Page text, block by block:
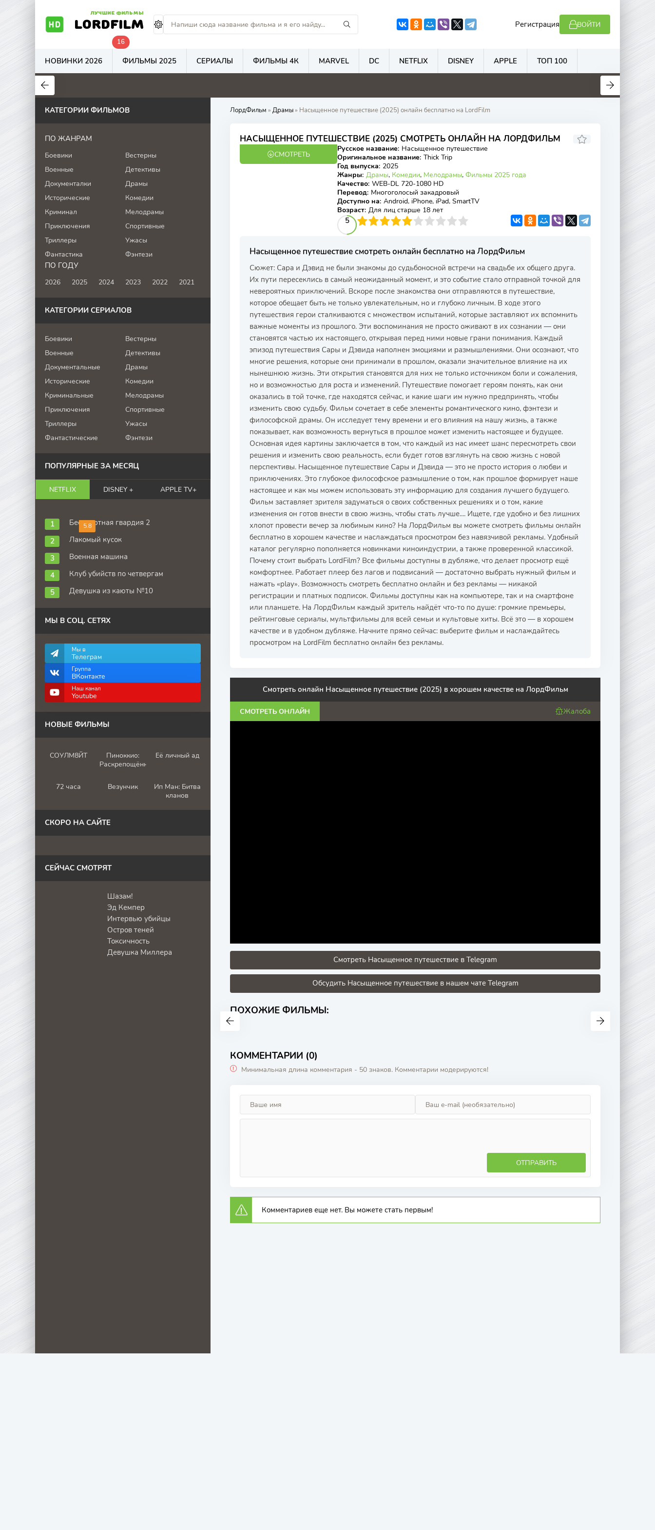
LORDFILM
ЛУЧШИЕ ФИЛЬМЫ
Регистрация ВОЙТИ
НОВИНКИ 2026
16
ФИЛЬМЫ 2025 СЕРИАЛЫ ФИЛЬМЫ 4К MARVEL DC NETFLIX DISNEY APPLE ТОП 100
8.8
ЛордФильм » Драмы» Насыщенное путешествие (2025) онлайн бесплатно на LordFilm
НАСЫЩЕННОЕ ПУТЕШЕСТВИЕ (2025) СМОТРЕТЬ ОНЛАЙН НА ЛОРДФИЛЬМ
СМОТРЕТЬ
Русское название: Насыщенное путешествие
Оригинальное название: Thick Trip
Год выпуска: 2025
Жанры: Драмы, Комедии, Мелодрамы, Фильмы 2025 года
Качество: WEB-DL 720-1080 HD
Перевод: Многоголосый закадровый
Доступно на: Android, iPhone, iPad, SmartTV
Возраст: Для лиц старше 18 лет
5
4 5 6 7 8 9 10
Насыщенное путешествие смотреть онлайн бесплатно на ЛордФильм
Сюжет: Сара и Дэвид не были знакомы до судьбоносной встречи на свадьбе их общего друга.
Их пути пересеклись в самый неожиданный момент, и это событие стало отправной точкой для
невероятных приключений. Вскоре после знакомства они отправляются в путешествие,
которое обещает быть не только увлекательным, но и глубоко личным. В ходе этого
путешествия герои сталкиваются с множеством испытаний, которые заставляют их вспомнить
важные моменты из прошлого. Эти воспоминания не просто оживают в их сознании — они
становятся частью их настоящего, открывая перед ними новые грани понимания. Каждый
эпизод путешествия Сары и Дэвида наполнен эмоциями и размышлениями. Они осознают, что
многие решения, которые они принимали в прошлом, оказали значительное влияние на их
нынешнюю жизнь. Эти открытия становятся для них не только источником боли и сожаления,
но и возможностью для роста и изменений. Путешествие помогает героям понять, как они
оказались в той точке, где находятся сейчас, и какие шаги им нужно предпринять, чтобы
изменить свою судьбу. Фильм сочетает в себе элементы романтического кино, фэнтези и
философской драмы. Он исследует тему времени и его влияния на нашу жизнь, а также
показывает, как возможность вернуться в прошлое может изменить настоящее и будущее.
Основная идея картины заключается в том, что каждый из нас имеет шанс пересмотреть свои
решения и изменить свою реальность, если будет готов взглянуть на свою жизнь с новой
перспективы. Насыщенное путешествие Сары и Дэвида — это не просто история о любви и
приключениях. Это глубокое философское размышление о том, как прошлое формирует наше
настоящее и как мы можем использовать эту информацию для создания лучшего будущего.
Фильм заставляет зрителя задуматься о своих собственных решениях и о том, какие
изменения он готов внести в свою жизнь, чтобы стать лучше.... Ищете, где удобно и без лишних
хлопот провести вечер за любимым кино? На ЛордФильм вы можете смотреть фильмы онлайн
бесплатно в хорошем качестве и наслаждаться просмотром без навязчивой рекламы. Удобный
каталог регулярно пополняется новинками киноиндустрии, а также проверенной классикой.
Почему стоит выбрать LordFilm? Все фильмы доступны в дубляже, что делает просмотр ещё
комфортнее. Работает плеер без лагов и подвисаний — достаточно выбрать нужный фильм и
нажать «play». Возможность смотреть бесплатно онлайн и без рекламы — никакой
регистрации и платных подписок. Фильмы доступны как на компьютере, так и на смартфоне
или планшете. На ЛордФильм каждый зритель найдёт что-то по душе: громкие премьеры,
рейтинговые сериалы, мультфильмы для всей семьи и культовые хиты. Всё это — в хорошем
качестве и в удобном дубляже. Начните прямо сейчас: выберите фильм и наслаждайтесь
просмотром на LordFilm бесплатно онлайн без рекламы.
Смотреть онлайн Насыщенное путешествие (2025) в хорошем качестве на ЛордФильм
СМОТРЕТЬ ОНЛАЙН Жалоба
Смотреть Насыщенное путешествие в Telegram
Обсудить Насыщенное путешествие в нашем чате Telegram
ПОХОЖИЕ ФИЛЬМЫ:
КОММЕНТАРИИ (0)
Минимальная длина комментария - 50 знаков. Комментарии модерируются!
ОТПРАВИТЬ
Комментариев еще нет. Вы можете стать первым!
КАТЕГОРИИ ФИЛЬМОВ
ПО ЖАНРАМ
Боевики
Вестерны
Военные
Детективы
Документалки
Драмы
Исторические
Комедии
Криминал
Мелодрамы
Приключения
Спортивные
Триллеры
Ужасы
Фантастика
Фэнтези
ПО ГОДУ
2026 2025 2024 2023 2022 2021
КАТЕГОРИИ СЕРИАЛОВ
Боевики
Вестерны
Военные
Детективы
Документальные
Драмы
Исторические
Комедии
Криминальные
Мелодрамы
Приключения
Спортивные
Триллеры
Ужасы
Фантастические
Фэнтези
ПОПУЛЯРНЫЕ ЗА МЕСЯЦ
NETFLIX DISNEY + APPLE TV+
5.8
Бессмертная гвардия 2
Лакомый кусок
Военная машина
Клуб убийств по четвергам
Девушка из каюты №10
МЫ В СОЦ. СЕТЯХ
Мы в
Телеграм
Группа
ВКонтакте
Наш канал
Youtube
НОВЫЕ ФИЛЬМЫ
СОУЛМ8ЙТ
Пиноккио:
Раскрепощённый
Её личный ад
72 часа Везунчик
Ип Ман: Битва
кланов
СКОРО НА САЙТЕ
СЕЙЧАС СМОТРЯТ
Шазам!
Эд Кемпер
Интервью убийцы
Остров теней
Токсичность
Девушка Миллера